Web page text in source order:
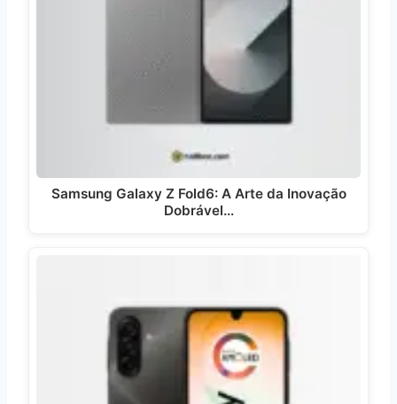
Samsung Galaxy Z Fold6: A Arte da Inovação
Dobrável…